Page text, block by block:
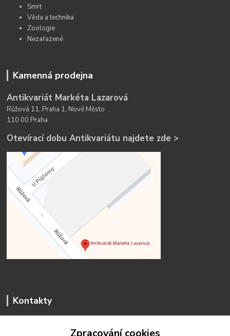
Smrt
Věda a technika
Zoologie
Nezařazené
Kamenná prodejna
Antikvariát Markéta Lazarová
Růžová 11, Praha 1, Nové Město
110 00 Praha
Otevírací dobu Antikvariátu najdete zde >
Kontakty
Zpracování cookies